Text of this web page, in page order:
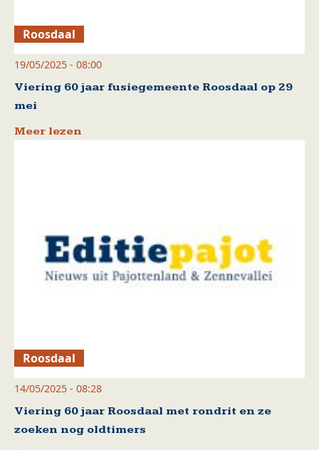
Roosdaal
19/05/2025 - 08:00
Viering 60 jaar fusiegemeente Roosdaal op 29
mei
Meer lezen
Roosdaal
14/05/2025 - 08:28
Viering 60 jaar Roosdaal met rondrit en ze
zoeken nog oldtimers